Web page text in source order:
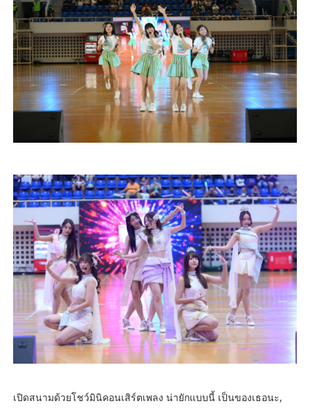
เปิดสนามด้วยโชว์มินิคอนเสิร์ตเพลง น่ายักแบบนี้ เป็นของเธอนะ,